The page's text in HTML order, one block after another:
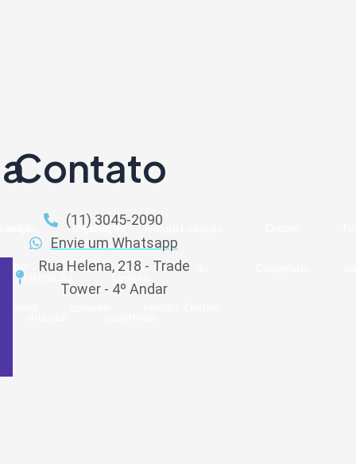
SLAP
Luxação
acromioclavicular
do
Rigidez
do
Rotura
de
Infiltração Lesões
Contato
(11) 3045-2090
Envie um Whatsapp
Rua Helena, 218 - Trade
Tower - 4º Andar